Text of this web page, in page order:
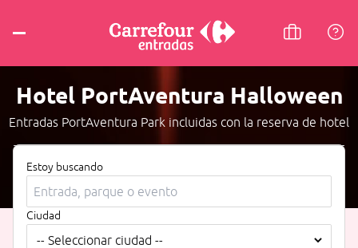
Hotel PortAventura Halloween
Entradas PortAventura Park incluidas con la reserva de hotel
Estoy buscando
Ciudad